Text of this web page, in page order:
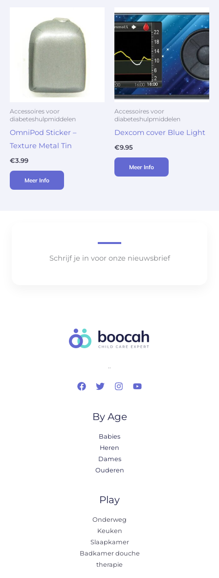
Accessoires voor
diabeteshulpmiddelen
OmniPod Sticker –
Texture Metal Tin
€3.99
Meer Info
Accessoires voor
diabeteshulpmiddelen
Dexcom cover Blue Light
€9.95
Meer Info
Schrijf je in voor onze nieuwsbrief
..
By Age
Babies
Heren
Dames
Ouderen
Play
Onderweg
Keuken
Slaapkamer
Badkamer douche
therapie